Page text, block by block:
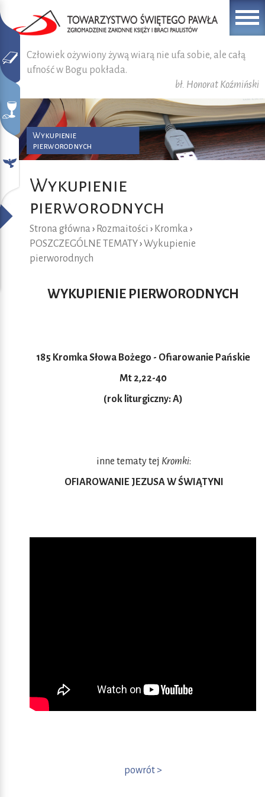
Człowiek ożywiony żywą wiarą nie ufa sobie, ale całą
ufność w Bogu pokłada.
bł. Honorat Koźmiński
Wykupienie
pierworodnych
Wykupienie
pierworodnych
Strona główna › Rozmaitości › Kromka ›
POSZCZEGÓLNE TEMATY›Wykupienie
pierworodnych
WYKUPIENIE PIERWORODNYCH
185 Kromka Słowa Bożego - Ofiarowanie Pańskie
Mt 2,22-40
(rok liturgiczny: A)
inne tematy tej Kromki:
OFIAROWANIE JEZUSA W ŚWIĄTYNI
powrót >